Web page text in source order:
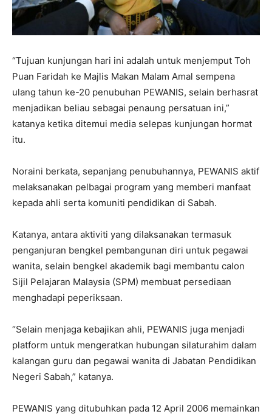
“Tujuan kunjungan hari ini adalah untuk menjemput Toh
Puan Faridah ke Majlis Makan Malam Amal sempena
ulang tahun ke-20 penubuhan PEWANIS, selain berhasrat
menjadikan beliau sebagai penaung persatuan ini,”
katanya ketika ditemui media selepas kunjungan hormat
itu.
Noraini berkata, sepanjang penubuhannya, PEWANIS aktif
melaksanakan pelbagai program yang memberi manfaat
kepada ahli serta komuniti pendidikan di Sabah.
Katanya, antara aktiviti yang dilaksanakan termasuk
penganjuran bengkel pembangunan diri untuk pegawai
wanita, selain bengkel akademik bagi membantu calon
Sijil Pelajaran Malaysia (SPM) membuat persediaan
menghadapi peperiksaan.
“Selain menjaga kebajikan ahli, PEWANIS juga menjadi
platform untuk mengeratkan hubungan silaturahim dalam
kalangan guru dan pegawai wanita di Jabatan Pendidikan
Negeri Sabah,” katanya.
PEWANIS yang ditubuhkan pada 12 April 2006 memainkan